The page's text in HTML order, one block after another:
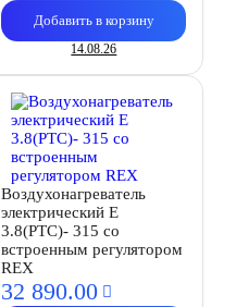
Добавить в корзину
14.08.26
Воздухонагреватель
электрический E
3.8(PTC)- 315 со
встроенным регулятором
REX
32 890.00